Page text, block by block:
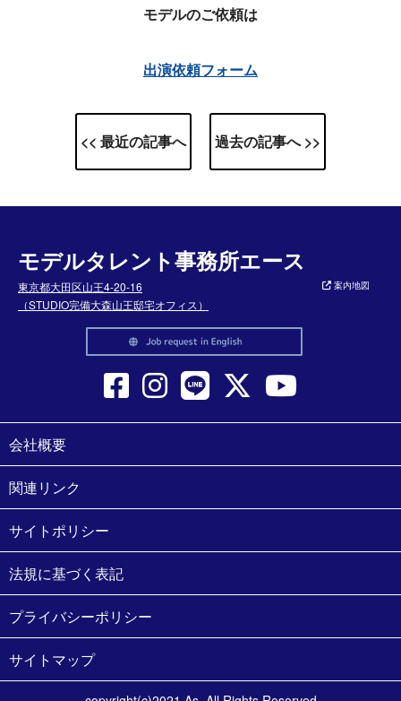
モデルのご依頼は
出演依頼フォーム
<< 最近の記事へ 過去の記事へ >>
モデルタレント事務所エース
東京都大田区山王4-20-16
（STUDIO完備大森山王邸宅オフィス）
案内地図
会社概要
関連リンク
サイトポリシー
法規に基づく表記
プライバシーポリシー
サイトマップ